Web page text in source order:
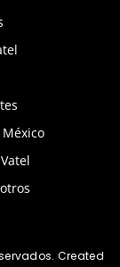
Created